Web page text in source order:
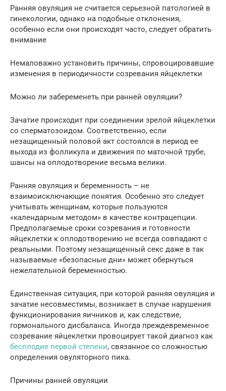
Ранняя овуляция не считается серьезной патологией в
гинекологии, однако на подобные отклонения,
особенно если они происходят часто, следует обратить
внимание
Немаловажно установить причины, спровоцировавшие
изменения в периодичности созревания яйцеклетки
Можно ли забеременеть при ранней овуляции?
Зачатие происходит при соединении зрелой яйцеклетки
со сперматозоидом. Соответственно, если
незащищенный половой акт состоялся в период ее
выхода из фолликула и движения по маточной трубе,
шансы на оплодотворение весьма велики.
Ранняя овуляция и беременность – не
взаимоисключающие понятия. Особенно это следует
учитывать женщинам, которые пользуются
«календарным методом» в качестве контрацепции.
Предполагаемые сроки созревания и готовности
яйцеклетки к оплодотворению не всегда совпадают с
реальными. Поэтому незащищенный секс даже в так
называемые «безопасные дни» может обернуться
нежелательной беременностью.
Единственная ситуация, при которой ранняя овуляция и
зачатие несовместимы, возникает в случае нарушения
функционирования яичников и, как следствие,
гормонального дисбаланса. Иногда преждевременное
созревание яйцеклетки провоцирует такой диагноз как
бесплодие первой степени, связанное со сложностью
определения овуляторного пика.
Причины ранней овуляции